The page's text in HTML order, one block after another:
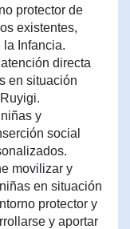
protector de
existentes,
Infancia.
directa
en situación
y
social
movilizar y
en situación
protector y
y aportar